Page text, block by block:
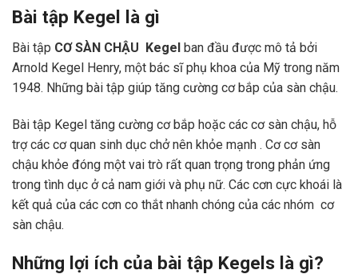
Bài tập Kegel là gì
Bài tập CƠ SÀN CHẬU Kegel ban đầu được mô tả bởi
Arnold Kegel Henry, một bác sĩ phụ khoa của Mỹ trong năm
1948. Những bài tập giúp tăng cường cơ bắp của sàn chậu.
Bài tập Kegel tăng cường cơ bắp hoặc các cơ sàn chậu, hỗ
trợ các cơ quan sinh dục chở nên khỏe mạnh . Cơ cơ sàn
chậu khỏe đóng một vai trò rất quan trọng trong phản ứng
trong tình dục ở cả nam giới và phụ nữ. Các cơn cực khoái là
kết quả của các cơn co thắt nhanh chóng của các nhóm cơ
sàn chậu.
Những lợi ích của bài tập Kegels là gì?